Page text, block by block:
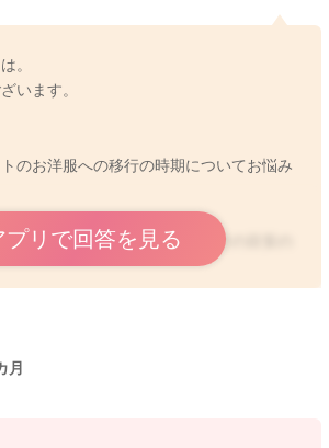
。
います。
のお洋服への移行の時期についてお悩み
になる頃はセパレートへの移行の目安の
あると思います。セパレートは風通しが
も出ないので冷えないという理由で冬場
使う方も多いです。
プリで回答を見る
月